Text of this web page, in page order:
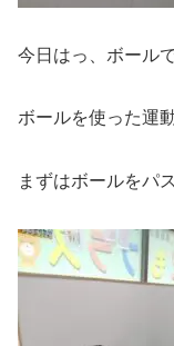
今日はっ、ボール
ボールを使った運
まずはボールをパ